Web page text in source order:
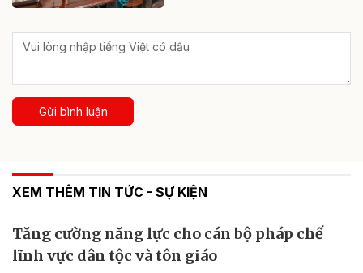
Gửi bình luận
XEM THÊM TIN TỨC - SỰ KIỆN
Tăng cường năng lực cho cán bộ pháp chế
lĩnh vực dân tộc và tôn giáo